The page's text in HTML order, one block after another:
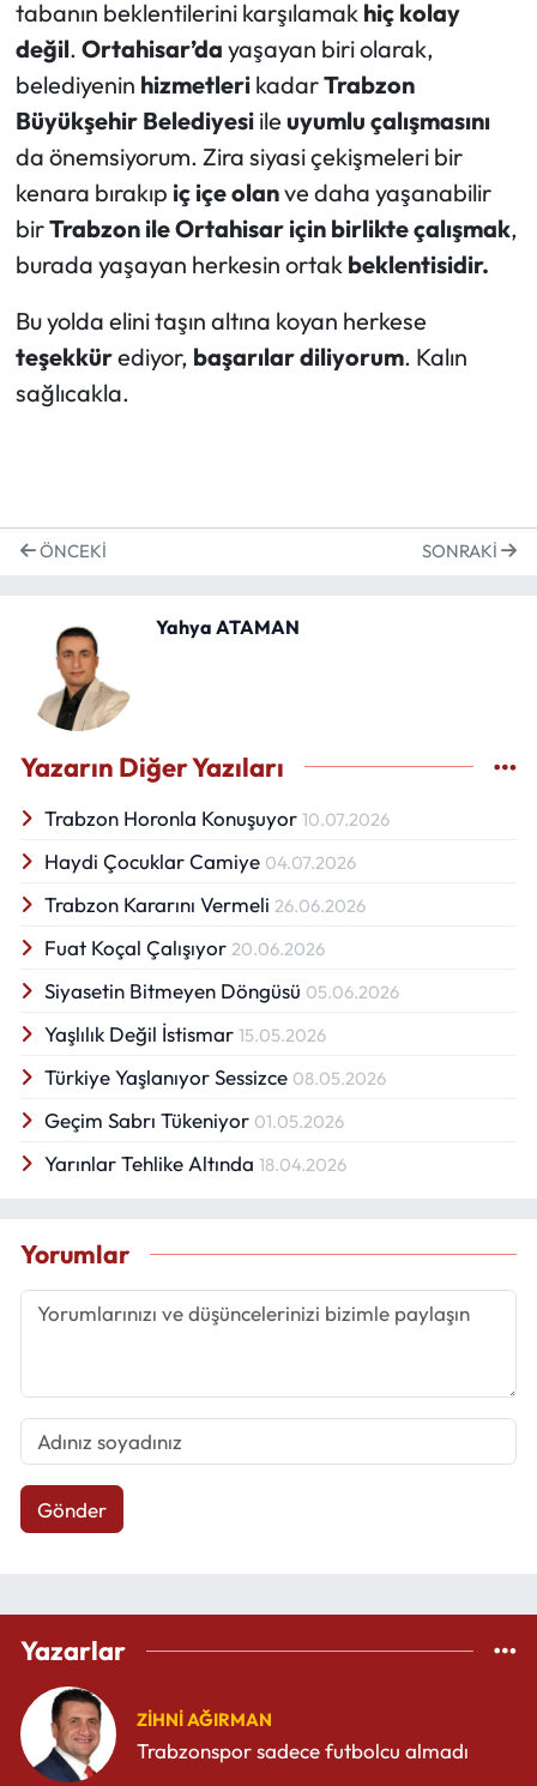
tabanın beklentilerini karşılamak hiç kolay
değil. Ortahisar’da yaşayan biri olarak,
belediyenin hizmetleri kadarTrabzon
Büyükşehir Belediyesiile uyumlu çalışmasını
da önemsiyorum. Zira siyasi çekişmeleri bir
kenara bırakıp iç içe olanve daha yaşanabilir
birTrabzon ile Ortahisar için birlikte çalışmak,
burada yaşayan herkesin ortak beklentisidir.
Bu yolda elini taşın altına koyan herkese
teşekkürediyor, başarılar diliyorum. Kalın
sağlıcakla.
ÖNCEKI SONRAKI
Yahya ATAMAN
Yazarın Diğer Yazıları
Trabzon Horonla Konuşuyor 10.07.2026
Haydi Çocuklar Camiye 04.07.2026
Trabzon Kararını Vermeli 26.06.2026
Fuat Koçal Çalışıyor 20.06.2026
Siyasetin Bitmeyen Döngüsü 05.06.2026
Yaşlılık Değil İstismar 15.05.2026
Türkiye Yaşlanıyor Sessizce 08.05.2026
Geçim Sabrı Tükeniyor 01.05.2026
Yarınlar Tehlike Altında 18.04.2026
Yorumlar
Gönder
Yazarlar
ZIHNI AĞIRMAN
Trabzonspor sadece futbolcu almadı